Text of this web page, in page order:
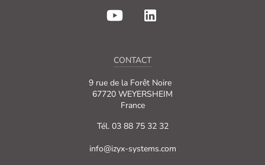
CONTACT
9 rue de la Forêt Noire
67720 WEYERSHEIM
France
Tél. 03 88 75 32 32
info@izyx-systems.com